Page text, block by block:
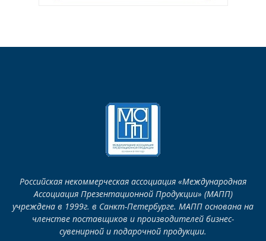
Российская некоммерческая ассоциация «Международная
Ассоциация Презентационной Продукции» (МАПП)
учреждена в 1999г. в Санкт-Петербурге. МАПП основана на
членстве поставщиков и производителей бизнес-
сувенирной и подарочной продукции.